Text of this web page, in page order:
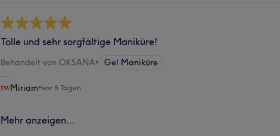
Tolle und sehr sorgfältige Maniküre!
Behandelt von OKSANA• Gel Maniküre
Miriam•vor 6 Tagen
Mehr anzeigen...